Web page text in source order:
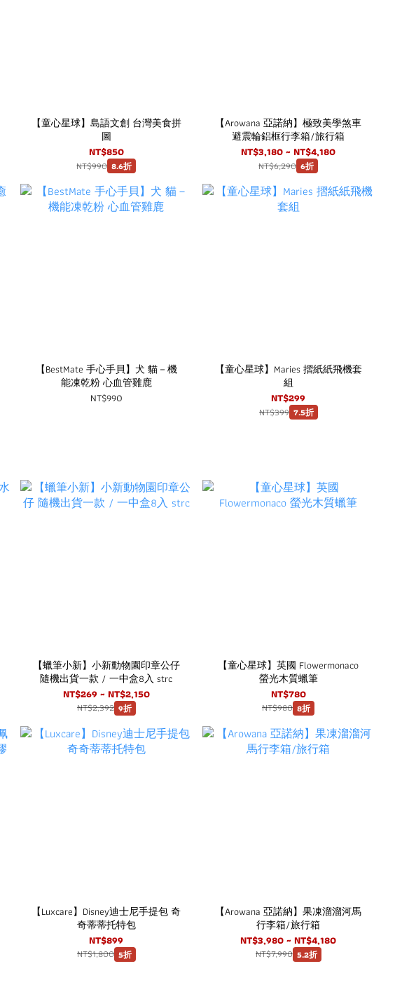
【童心星球】島語文創 台灣美食拼
圖
NT$850
NT$990 8.6折
【Arowana 亞諾納】極致美學煞車
避震輪鋁框行李箱/旅行箱
NT$3,180 ~ NT$4,180
NT$6,290 6折
【BestMate 手心手貝】犬 貓－機
能凍乾粉 心血管雞鹿
NT$990
【童心星球】Maries 摺紙紙飛機套
組
NT$299
NT$399 7.5折
【蠟筆小新】小新動物園印章公仔
隨機出貨一款 / 一中盒8入 strc
NT$269 ~ NT$2,150
NT$2,392 9折
【童心星球】英國 Flowermonaco
螢光木質蠟筆
NT$780
NT$980 8折
【Luxcare】Disney迪士尼手提包 奇
奇蒂蒂托特包
NT$899
NT$1,800 5折
【Arowana 亞諾納】果凍溜溜河馬
行李箱/旅行箱
NT$3,980 ~ NT$4,180
NT$7,990 5.2折